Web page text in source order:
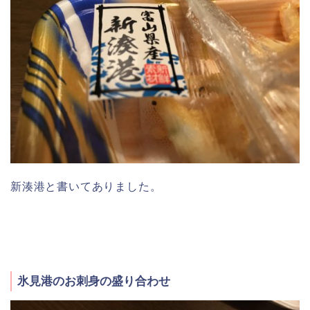
新湊港と書いてありました。
氷見港のお刺身の盛り合わせ